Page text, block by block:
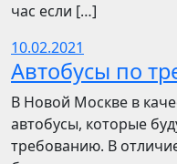
час если […]
10.02.2021
Автобусы по
В Новой Москве в
автобусы, которые
требованию. В